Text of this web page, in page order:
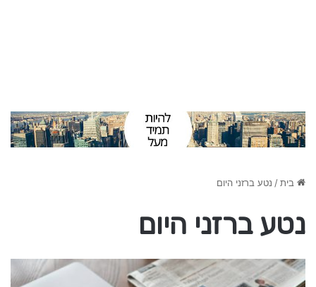
בית/ נטע ברזני היום
נטע ברזני היום